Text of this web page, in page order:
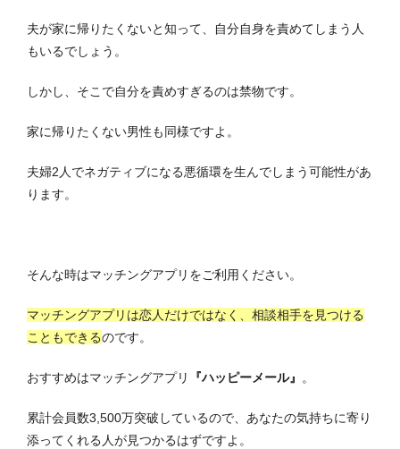
夫が家に帰りたくないと知って、自分自身を責めてしまう人
もいるでしょう。
しかし、そこで自分を責めすぎるのは禁物です。
家に帰りたくない男性も同様ですよ。
夫婦2人でネガティブになる悪循環を生んでしまう可能性があ
ります。
そんな時はマッチングアプリをご利用ください。
マッチングアプリは恋人だけではなく、相談相手を見つける
こともできるのです。
おすすめはマッチングアプリ 『ハッピーメール』 。
累計会員数3,500万突破しているので、あなたの気持ちに寄り
添ってくれる人が見つかるはずですよ。